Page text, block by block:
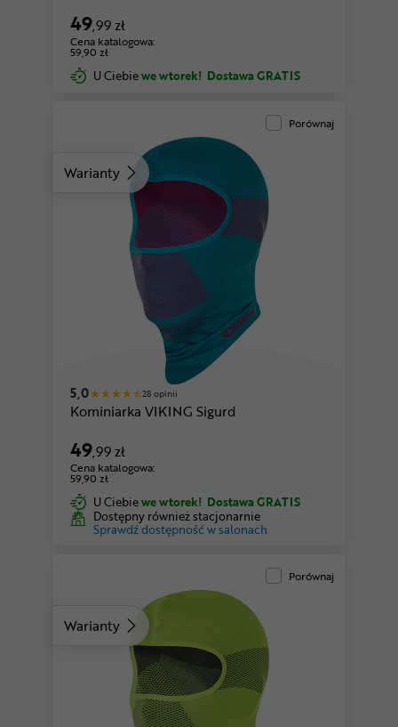
49,99 zł
Cena katalogowa:
59,90 zł
U Ciebiewe wtorek! Dostawa GRATIS
Warianty
Porównaj
5,0 28 opinii
Kominiarka VIKING Sigurd
49,99 zł
Cena katalogowa:
59,90 zł
U Ciebiewe wtorek! Dostawa GRATIS
Dostępny również stacjonarnie
Sprawdź dostępność w salonach
Warianty
Porównaj